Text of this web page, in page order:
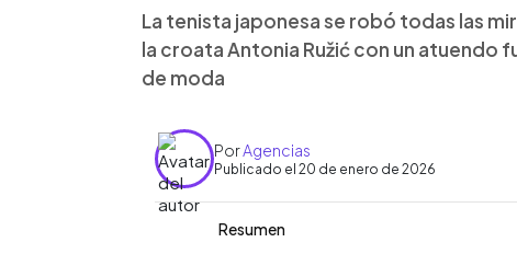
La tenista japonesa se robó todas las
la croata Antonia Ružić con un atuendo
de moda
PorAgencias
Publicado el 20 de enero de 2026
Resumen